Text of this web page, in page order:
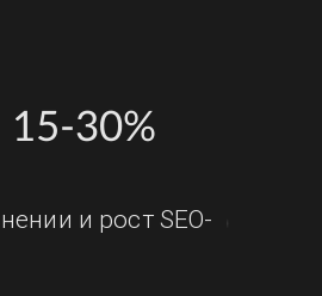
15-30%
и рост SEO-